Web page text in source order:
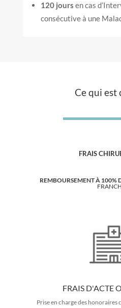
120 jours en cas
consécutive à une
Ce qui
FRAIS
REMBOURSEMENT À 100%
FRAIS D'ACTE
Prise en charge des